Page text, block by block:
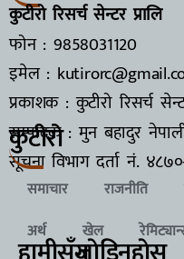
कुटीरो रिसर्च सेन्टर प्रालि
फोन : 9858031120
इमेल :
प्रकाशक : कुटीरो रिसर्च
सम्पादक : मुन बहादुर
सूचना विभाग दर्ता नं.
कुटीरो
समाचार राजनीति
अर्थ
खेल